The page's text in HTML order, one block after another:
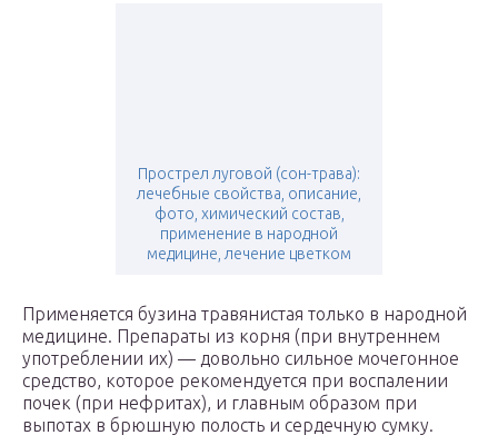
Прострел луговой (сон-трава):
лечебные свойства, описание,
фото, химический состав,
применение в народной
медицине, лечение цветком
Применяется бузина травянистая только в народной
медицине. Препараты из корня (при внутреннем
употреблении их) — довольно сильное мочегонное
средство, которое рекомендуется при воспалении
почек (при нефритах), и главным образом при
выпотах в брюшную полость и сердечную сумку.